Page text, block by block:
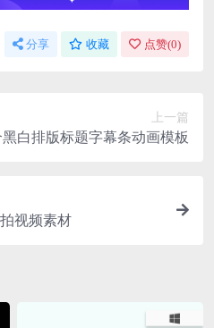
分享 收藏 点赞(0)
上一篇
白排版标题字幕条动画模板
视频素材